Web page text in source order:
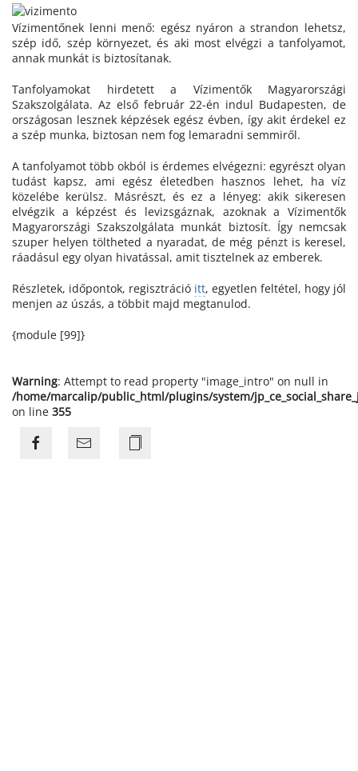
Vízimentőnek lenni menő: egész nyáron a strandon lehetsz,
szép idő, szép környezet, és aki most elvégzi a tanfolyamot,
annak munkát is biztosítanak.
Tanfolyamokat hirdetett a Vízimentők Magyarországi
Szakszolgálata. Az első február 22-én indul Budapesten, de
országosan lesznek képzések egész évben, így akit érdekel ez
a szép munka, biztosan nem fog lemaradni semmiről.
A tanfolyamot több okból is érdemes elvégezni: egyrészt olyan
tudást kapsz, ami egész életedben hasznos lehet, ha víz
közelébe kerülsz. Másrészt, és ez a lényeg: akik sikeresen
elvégzik a képzést és levizsgáznak, azoknak a Vízimentők
Magyarországi Szakszolgálata munkát biztosít. Így nemcsak
szuper helyen töltheted a nyaradat, de még pénzt is keresel,
ráadásul egy olyan hivatással, amit tisztelnek az emberek.
Részletek, időpontok, regisztráció itt, egyetlen feltétel, hogy jól
menjen az úszás, a többit majd megtanulod.
{module [99]}
Warning: Attempt to read property "image_intro" on null in
/home/marcalip/public_html/plugins/system/
on line 355